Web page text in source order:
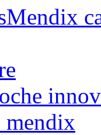
Mendix
mendix